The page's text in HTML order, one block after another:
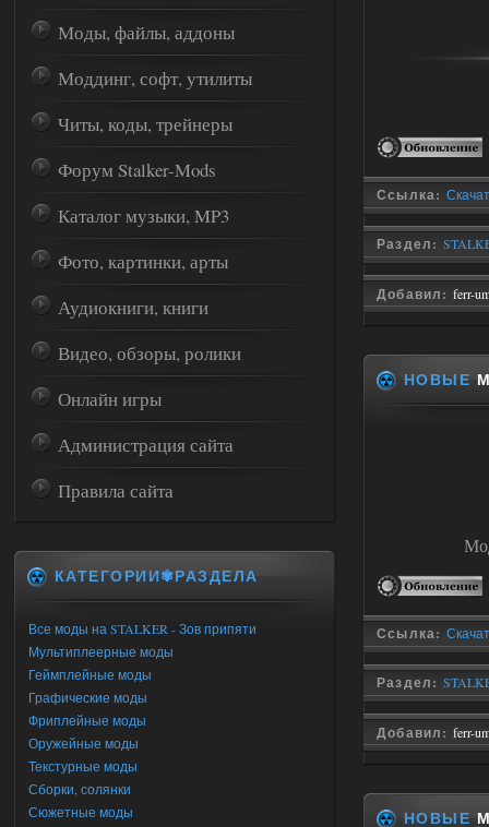
Ссылка:
Раздел:
Добавил: ferr-
НОВЫЕ
Ссылка:
Раздел:
Добавил: ferr-
НОВЫЕ
Моды, файлы, аддоны
Моддинг, софт, утилиты
Читы, коды, трейнеры
Форум Stalker-Mods
Каталог музыки, MP3
Фото, картинки, арты
Аудиокниги, книги
Видео, обзоры, ролики
Онлайн игры
Администрация сайта
Правила сайта
КАТЕГОРИИ✾РАЗДЕЛА
Все моды на STALKER - Зов припяти
Мультиплеерные моды
Геймплейные моды
Графические моды
Фриплейные моды
Оружейные моды
Текстурные моды
Сборки, солянки
Сюжетные моды